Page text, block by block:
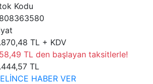
Kodu
TL + KDV
TL den başlayan taksitlerle!
TL
HABER VER